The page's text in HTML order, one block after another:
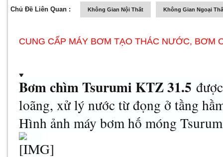
Chủ Đề Liên Quan : Không Gian Nội Thất Không Gian Ngoại
CUNG CẤP MÁY BƠM TẠO THÁC NƯỚC, BƠM
Bơm chìm Tsurumi KTZ 31.5
loãng, xử lý nước từ đọng ở tầng
Hình ảnh máy bơm hố móng